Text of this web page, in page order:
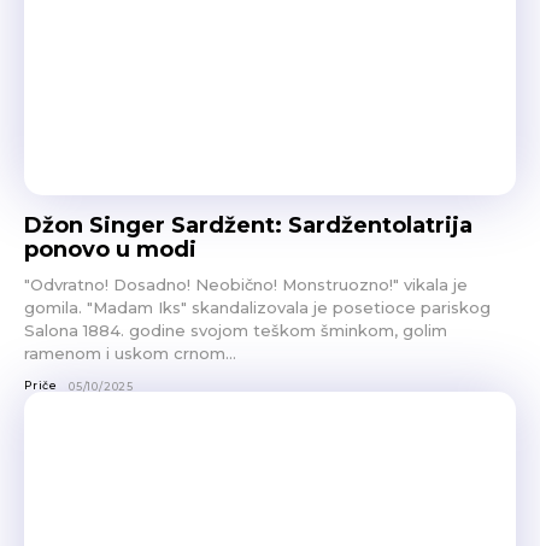
Džon Singer Sardžent: Sardžentolatrija
ponovo u modi
"Odvratno! Dosadno! Neobično! Monstruozno!" vikala je
gomila. "Madam Iks" skandalizovala je posetioce pariskog
Salona 1884. godine svojom teškom šminkom, golim
ramenom i uskom crnom...
Priče 05/10/2025